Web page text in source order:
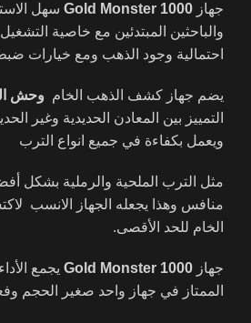
جهاز Gold Monster 1000 سهل
والباحثين المبتدئين مع خاصية
احتمالية وجود الذهب ومع خيارات
يضم جهاز كشف الذهب الخام وحش
التمييز بين المعادن الحديدية وغير
ويعمل بكفاءة في جميع انواع الترب
مثل الترب الملحية والرملية بشكل
منافس وهذا يجعله الجهاز الانسب
الخام للحد الأقصى.
جهاز Gold Monster 1000 يجمع
الممتاز في جهاز واحد صغير الحجم